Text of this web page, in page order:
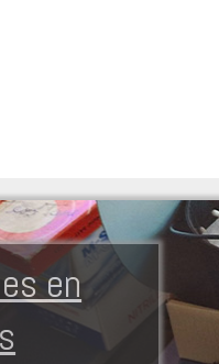
en